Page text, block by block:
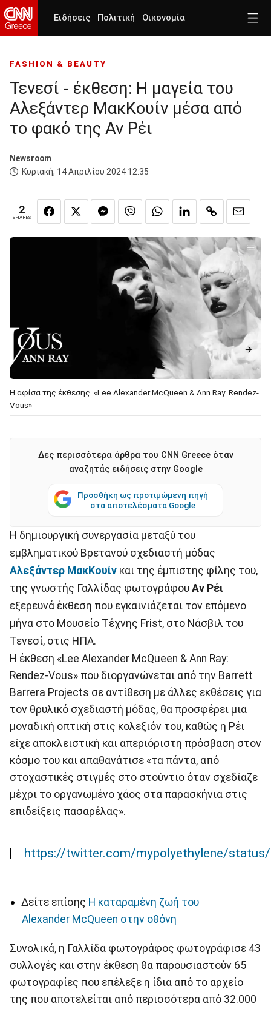
Ειδήσεις Πολιτική Οικονομία
FASHION & BEAUTY
Τενεσί - έκθεση: Η μαγεία του
Αλεξάντερ ΜακΚουίν μέσα από
το φακό της Αν Ρέι
Newsroom
Κυριακή, 14 Απριλίου 2024 12:35
2
SHARES
Η αφίσα της έκθεσης «Lee Alexander McQueen & Ann Ray: Rendez-
Vous»
Δες περισσότερα άρθρα του CNN Greece όταν
αναζητάς ειδήσεις στην Google
Προσθήκη ως προτιμώμενη πηγή
στα αποτελέσματα Google
H δημιουργική συνεργασία μεταξύ του
εμβληματικού Βρετανού σχεδιαστή μόδας
Αλεξάντερ ΜακΚουίν και της έμπιστης φίλης του,
της γνωστής Γαλλίδας φωτογράφου Αν Ρέι
εξερευνά έκθεση που εγκαινιάζεται τον επόμενο
μήνα στο Μουσείο Τέχνης Frist, στο Νάσβιλ του
Τενεσί, στις ΗΠΑ.
Η έκθεση «Lee Alexander McQueen & Ann Ray:
Rendez-Vous» που διοργανώνεται από την Barrett
Barrera Projects σε αντίθεση με άλλες εκθέσεις για
τον θρυλικό σχεδιαστή μόδας, θα προσφέρει μια
μοναδική οπτική στις κολεξιόν του, καθώς η Ρέι
είχε αποκλειστική και απεριόριστη πρόσβαση στον
κόσμο του και απαθανάτισε «τα πάντα, από
στοχαστικές στιγμές στο στούντιο όταν σχεδίαζε
μέχρι το οργανωμένο χάος στα παρασκήνια στις
επιδείξεις πασαρέλας».
https://twitter.com/mypolyethylene/
Δείτε επίσης H καταραμένη ζωή του
Alexander McQueen στην οθόνη
Συνολικά, η Γαλλίδα φωτογράφος φωτογράφισε 43
συλλογές και στην έκθεση θα παρουσιαστούν 65
φωτογραφίες που επέλεξε η ίδια από το αρχείο
της που αποτελείται από περισσότερα από 32.000